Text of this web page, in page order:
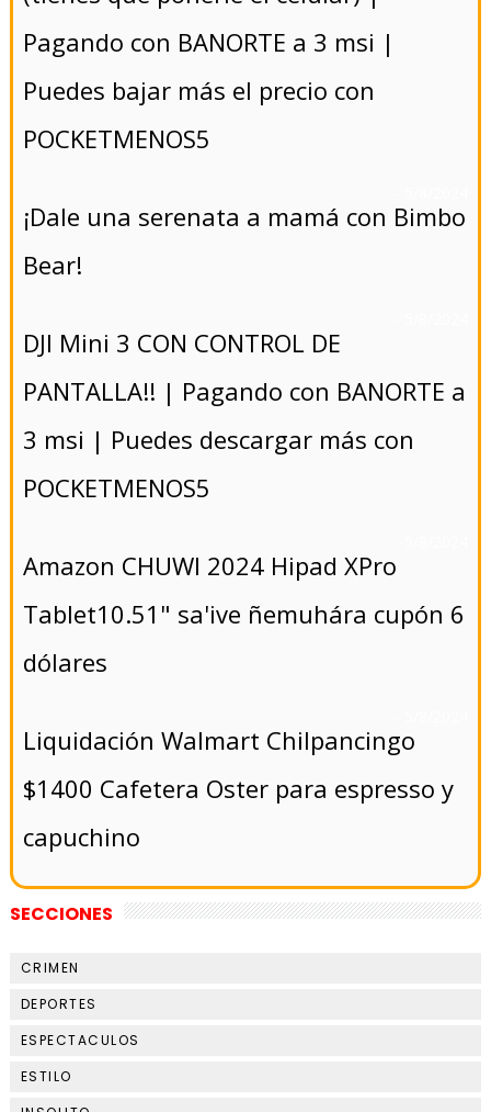
Pagando con BANORTE a 3 msi |
Puedes bajar más el precio con
POCKETMENOS5
¡Dale una serenata a mamá con Bimbo
Bear!
DJI Mini 3 CON CONTROL DE
PANTALLA!! | Pagando con BANORTE a
3 msi | Puedes descargar más con
POCKETMENOS5
Amazon CHUWI 2024 Hipad XPro
Tablet10.51" sa'ive ñemuhára cupón 6
dólares
Liquidación Walmart Chilpancingo
$1400 Cafetera Oster para espresso y
capuchino
SECCIONES
CRIMEN
DEPORTES
ESPECTACULOS
ESTILO